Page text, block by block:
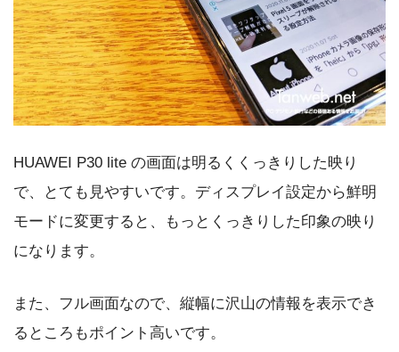
HUAWEI P30 lite の画面は明るくくっきりした映り
で、とても見やすいです。ディスプレイ設定から鮮明
モードに変更すると、もっとくっきりした印象の映り
になります。
また、フル画面なので、縦幅に沢山の情報を表示でき
るところもポイント高いです。